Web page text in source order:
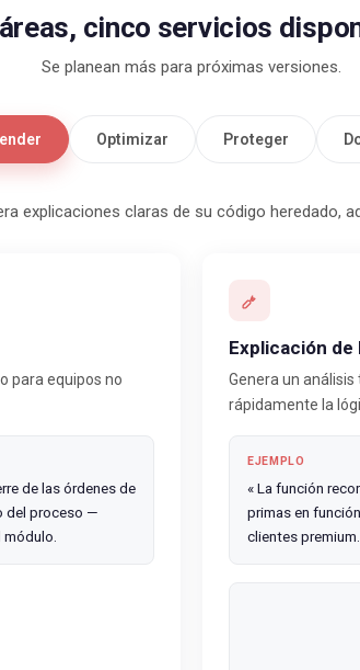
cinco servicios
Se planean más para próximas versiones.
Optimizar Proteger
explicaciones claras de su código heredado,
para equipos no
de las órdenes de
del proceso —
Explicación de
Genera un
rápidamente la
EJEMPLO
« La función
primas en
clientes